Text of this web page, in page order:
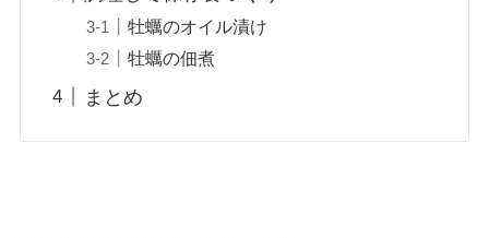
牡蠣のオイル漬け
牡蠣の佃煮
まとめ